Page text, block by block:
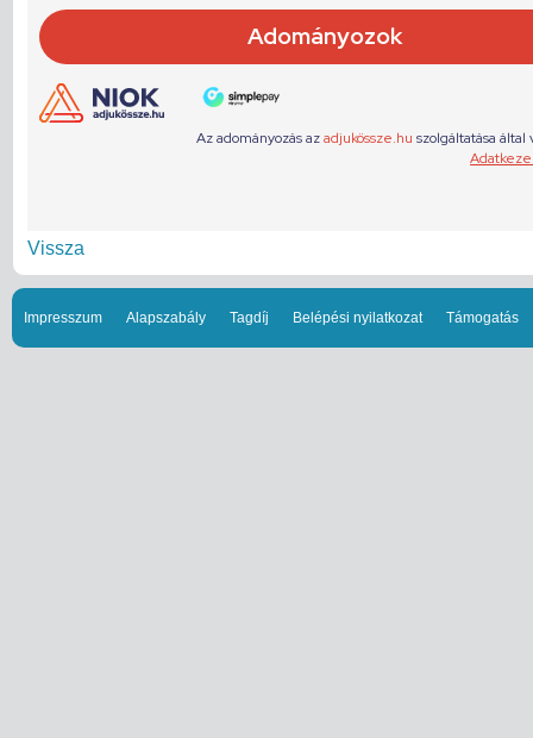
Vissza
Impresszum Alapszabály Tagdíj Belépési nyilatkozat Támogatás